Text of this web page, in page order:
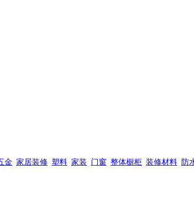
金 家居装修 塑料 家装 门窗 整体橱柜 装修材料 防